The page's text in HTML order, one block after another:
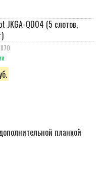
JKGA-QD04 (5 слотов,